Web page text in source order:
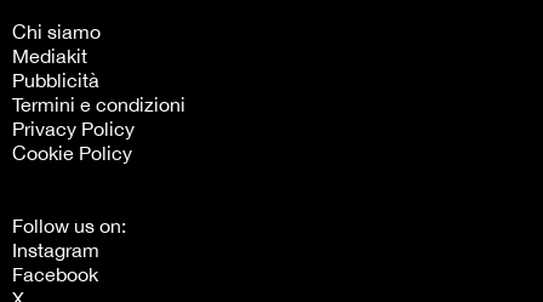
Chi siamo
Mediakit
Pubblicità
Termini e condizioni
Privacy Policy
Cookie Policy
Follow us on:
Instagram
Facebook